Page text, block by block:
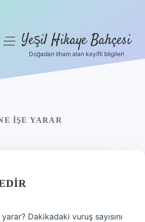
menüyüYeşil Hikaye Bahçesi
Doğadan ilham alan keyifli bilgiler!
IŞE YARAR
Dakikadaki vuruş sayısını